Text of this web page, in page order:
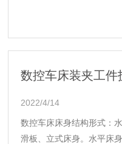
车使用计算机程序来控制
轮、开关、电子元器件等
数控车床装夹工件
2022/4/14
数控车床床身结构形式：
滑板、立式床身。水平床